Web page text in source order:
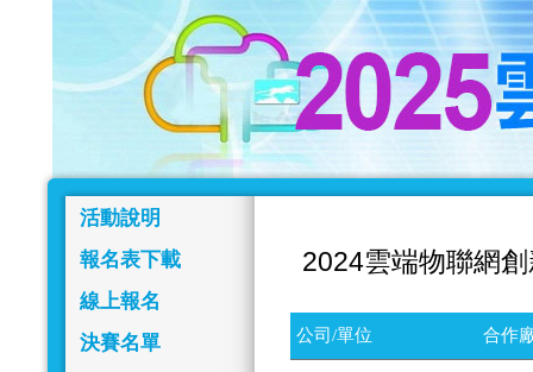
活動說明
報名表下載
線上報名
決賽名單
2024雲端物聯網
公司/單位 合作